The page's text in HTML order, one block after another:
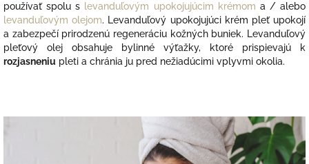
používať spolu s levanduľovým upokojujúcim krémom a / alebo
levanduľovým olejom. Levanduľový upokojujúci krém pleť upokojí
a zabezpečí prirodzenú regeneráciu kožných buniek. Levanduľový
pleťový olej obsahuje bylinné výťažky, ktoré prispievajú k
rozjasneniu pleti a chránia ju pred nežiadúcimi vplyvmi okolia.